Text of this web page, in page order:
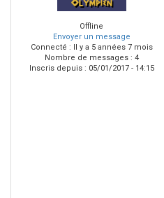
Olympien
Offline
Envoyer un message
Connecté : Il y a 5 années 7 mois
Nombre de messages : 4
Inscris depuis : 05/01/2017 - 14:15